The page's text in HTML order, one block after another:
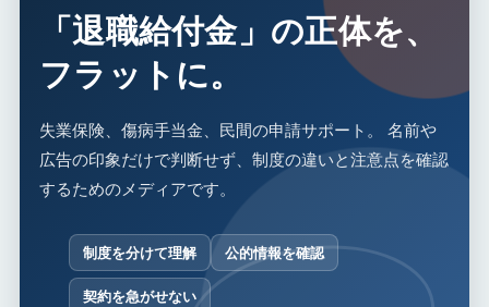
「退職給付金」の正体を、
フラットに。
失業保険、傷病手当金、民間の申請サポート。 名前や
広告の印象だけで判断せず、制度の違いと注意点を確認
するためのメディアです。
制度を分けて理解 公的情報を確認
契約を急がせない